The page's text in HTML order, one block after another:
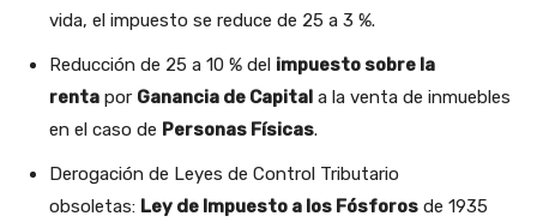
vida, el impuesto se reduce de 25 a 3 %.
Reducción de 25 a 10 % del impuesto sobre la
renta por Ganancia de Capital a la venta de inmuebles
en el caso de Personas Físicas.
Derogación de Leyes de Control Tributario
obsoletas: Ley de Impuesto a los Fósforos de 1935